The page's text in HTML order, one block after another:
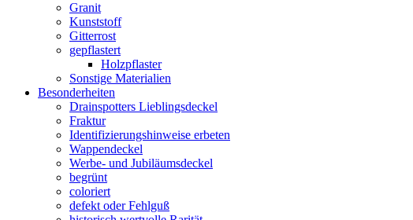
Granit
Kunststoff
Gitterrost
gepflastert
Holzpflaster
Sonstige Materialien
Besonderheiten
Drainspotters Lieblingsdeckel
Fraktur
Identifizierungshinweise erbeten
Wappendeckel
Werbe- und Jubiläumsdeckel
begrünt
coloriert
defekt oder Fehlguß